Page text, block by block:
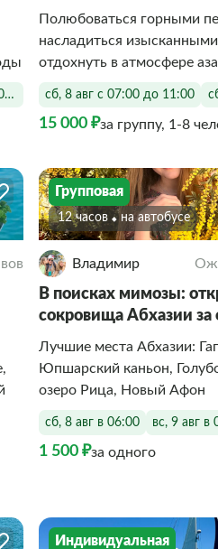
до 20:00
Полюбоваться горными
насладиться
отдохнуть в атмосфере
сб, 8 авг с 07:00 до 11:00
15 000 ₽за группу, 1-8
Групповая
12 часов На автобусе
Владимир
В поисках мимозы:
сокровища Абхазии за
Лучшие места Абхазии:
Юпшарский каньон,
озеро Рица, Новый Афон
сб, 8 авг в 06:00 вс, 9 авг в
1 500 ₽за одного
Индивидуальная